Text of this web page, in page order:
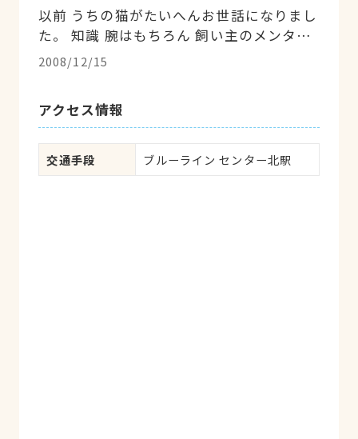
以前 うちの猫がたいへんお世話になりまし
た。 知識 腕はもちろん 飼い主のメンタル
部のフォローもしていただけるあたたかい
先生です。
2008/12/15
アクセス情報
交通手段 ブルーライン センター北駅